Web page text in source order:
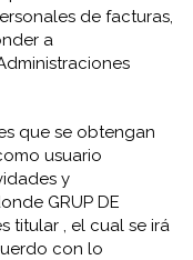
de facturas,
a
que se obtengan
usuario
y
GRUP DE
titular , el cual se irá
con lo